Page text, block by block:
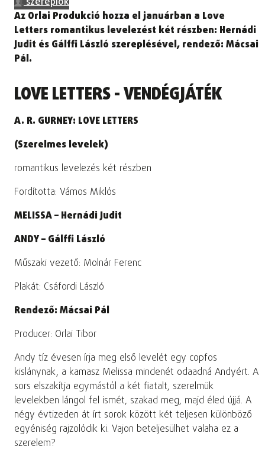
Az Orlai Produkció hozza el januárban a Love
Letters romantikus levelezést két részben: Hernádi
Judit és Gálffi László szereplésével, rendező: Mácsai
Pál.
LOVE LETTERS - VENDÉGJÁTÉK
A. R. GURNEY: LOVE LETTERS
(Szerelmes levelek)
romantikus levelezés két részben
Fordította: Vámos Miklós
MELISSA – Hernádi Judit
ANDY – Gálffi László
Műszaki vezető: Molnár Ferenc
Plakát: Csáfordi László
Rendező: Mácsai Pál
Producer: Orlai Tibor
Andy tíz évesen írja meg első levelét egy copfos
kislánynak, a kamasz Melissa mindenét odaadná Andyért. A
sors elszakítja egymástól a két fiatalt, szerelmük
levelekben lángol fel ismét, szakad meg, majd éled újjá. A
négy évtizeden át írt sorok között két teljesen különböző
egyéniség rajzolódik ki. Vajon beteljesülhet valaha ez a
szerelem?